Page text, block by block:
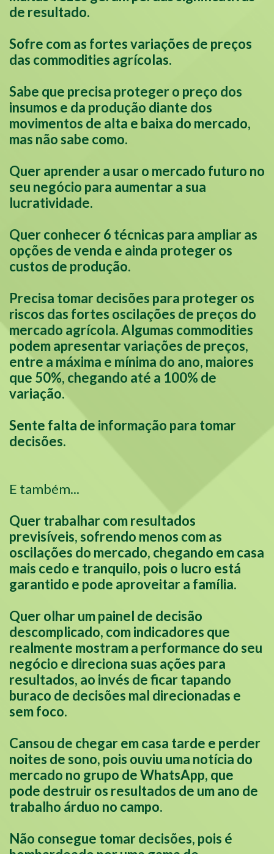
de resultado.
Sofre com as fortes variações de preços
das commodities agrícolas.
Sabe que precisa proteger o preço dos
insumos e da produção diante dos
movimentos de alta e baixa do mercado,
mas não sabe como.
Quer aprender a usar o mercado futuro no
seu negócio para aumentar a sua
lucratividade.
Quer conhecer 6 técnicas para ampliar as
opções de venda e ainda proteger os
custos de produção.
Precisa tomar decisões para proteger os
riscos das fortes oscilações de preços do
mercado agrícola. Algumas commodities
podem apresentar variações de preços,
entre a máxima e mínima do ano, maiores
que 50%, chegando até a 100% de
variação.
Sente falta de informação para tomar
decisões.
E também...
Quer trabalhar com resultados
previsíveis, sofrendo menos com as
oscilações do mercado, chegando em casa
mais cedo e tranquilo, pois o lucro está
garantido e pode aproveitar a família.
Quer olhar um painel de decisão
descomplicado, com indicadores que
realmente mostram a performance do seu
negócio e direciona suas ações para
resultados, ao invés de ficar tapando
buraco de decisões mal direcionadas e
sem foco.
Cansou de chegar em casa tarde e perder
noites de sono, pois ouviu uma notícia do
mercado no grupo de WhatsApp, que
pode destruir os resultados de um ano de
trabalho árduo no campo.
Não consegue tomar decisões, pois é